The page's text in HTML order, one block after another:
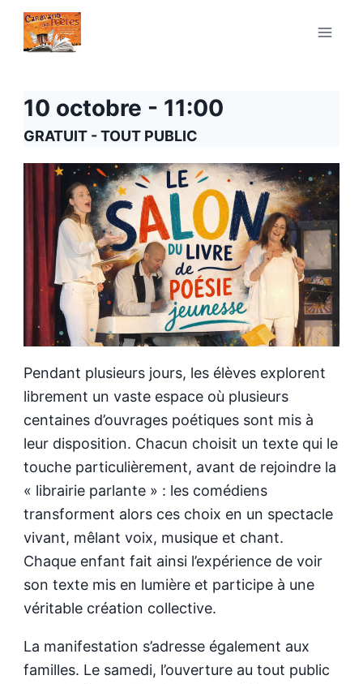
Aller
contenu
10 octobre - 11:00
GRATUIT - TOUT PUBLIC
Pendant plusieurs jours, les élèves explorent
librement un vaste espace où plusieurs
centaines d’ouvrages poétiques sont mis à
leur disposition. Chacun choisit un texte qui le
touche particulièrement, avant de rejoindre la
« librairie parlante » : les comédiens
transforment alors ces choix en un spectacle
vivant, mêlant voix, musique et chant.
Chaque enfant fait ainsi l’expérience de voir
son texte mis en lumière et participe à une
véritable création collective.
La manifestation s’adresse également aux
familles. Le samedi, l’ouverture au tout public